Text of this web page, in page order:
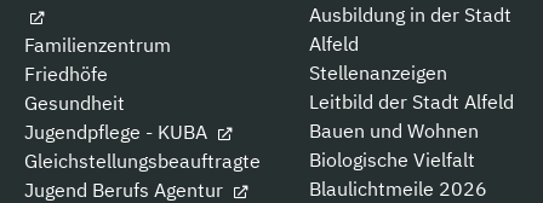
Familienzentrum
Friedhöfe
Gesundheit
Jugendpflege - KUBA
Gleichstellungsbeauftragte
Jugend Berufs Agentur
Ausbildung in der Stadt
Alfeld
Stellenanzeigen
Leitbild der Stadt Alfeld
Bauen und Wohnen
Biologische Vielfalt
Blaulichtmeile 2026